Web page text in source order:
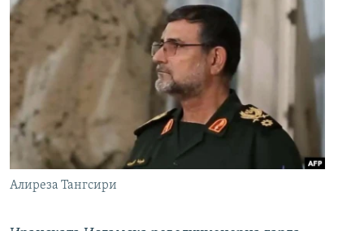
Алиреза Тангсири